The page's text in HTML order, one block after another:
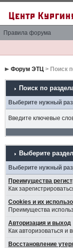
Правила форума
Форум ЭТЦ> Поиск
Поиск по
Выберите нужный
Введите ключевые
Выберите раздел
Выберите нужный
Преимущества
Как
Cookies и их
Преимущества
Авторизация и выход
Как авторизоваться
Восстановление